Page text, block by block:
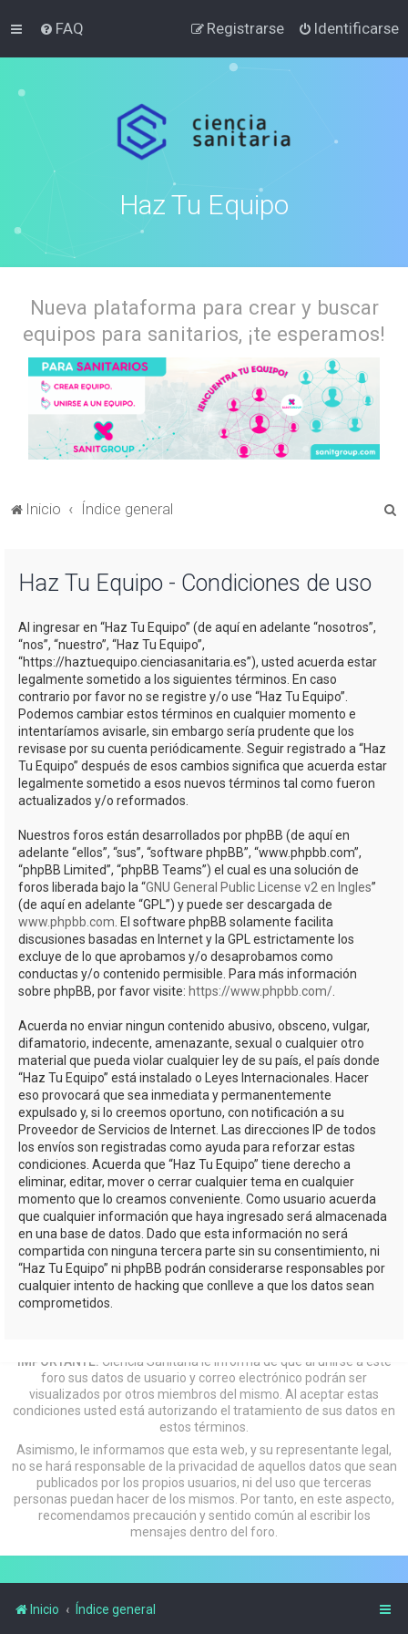
FAQ Identificarse
Registrarse
Haz Tu Equipo
Nueva plataforma para crear y buscar
equipos para sanitarios, ¡te esperamos!
Inicio Índice general
Haz Tu Equipo - Condiciones de uso
Al ingresar en “Haz Tu Equipo” (de aquí en adelante “nosotros”,
“nos”, “nuestro”, “Haz Tu Equipo”,
“https://haztuequipo.cienciasanitaria.es”), usted acuerda estar
legalmente sometido a los siguientes términos. En caso
contrario por favor no se registre y/o use “Haz Tu Equipo”.
Podemos cambiar estos términos en cualquier momento e
intentaríamos avisarle, sin embargo sería prudente que los
revisase por su cuenta periódicamente. Seguir registrado a “Haz
Tu Equipo” después de esos cambios significa que acuerda estar
legalmente sometido a esos nuevos términos tal como fueron
actualizados y/o reformados.
Nuestros foros están desarrollados por phpBB (de aquí en
adelante “ellos”, “sus”, “software phpBB”, “www.phpbb.com”,
“phpBB Limited”, “phpBB Teams”) el cual es una solución de
foros liberada bajo la “GNU General Public License v2 en Ingles”
(de aquí en adelante “GPL”) y puede ser descargada de
www.phpbb.com . El software phpBB solamente facilita
discusiones basadas en Internet y la GPL estrictamente los
excluye de lo que aprobamos y/o desaprobamos como
conductas y/o contenido permisible. Para más información
sobre phpBB, por favor visite: https://www.phpbb.com/
Acuerda no enviar ningun contenido abusivo, obsceno, vulgar,
difamatorio, indecente, amenazante, sexual o cualquier otro
material que pueda violar cualquier ley de su país, el país donde
“Haz Tu Equipo” está instalado o Leyes Internacionales. Hacer
eso provocará que sea inmediata y permanentemente
expulsado y, si lo creemos oportuno, con notificación a su
Proveedor de Servicios de Internet. Las direcciones IP de todos
los envíos son registradas como ayuda para reforzar estas
condiciones. Acuerda que “Haz Tu Equipo” tiene derecho a
eliminar, editar, mover o cerrar cualquier tema en cualquier
momento que lo creamos conveniente. Como usuario acuerda
que cualquier información que haya ingresado será almacenada
en una base de datos. Dado que esta información no será
compartida con ninguna tercera parte sin su consentimiento, ni
“Haz Tu Equipo” ni phpBB podrán considerarse responsables por
cualquier intento de hacking que conlleve a que los datos sean
comprometidos.
IMPORTANTE: Ciencia Sanitaria le informa de que al unirse a este
foro sus datos de usuario y correo electrónico podrán ser
visualizados por otros miembros del mismo. Al aceptar estas
condiciones usted está autorizando el tratamiento de sus datos en
estos términos.
Asimismo, le informamos que esta web, y su representante legal,
no se hará responsable de la privacidad de aquellos datos que sean
publicados por los propios usuarios, ni del uso que terceras
personas puedan hacer de los mismos. Por tanto, en este aspecto,
recomendamos precaución y sentido común al escribir los
mensajes dentro del foro.
Inicio Índice general